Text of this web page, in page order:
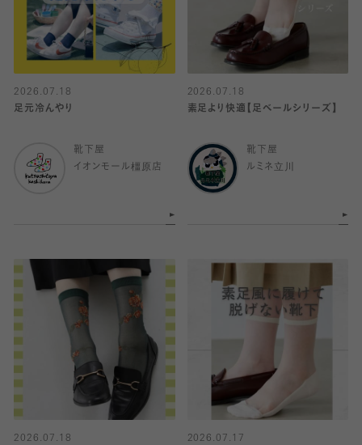
2026.07.18
足元冷んやり
靴下屋
イオンモール橿原店
2026.07.18
素足より快適【足ベールシリーズ】
靴下屋
ルミネ立川
2026.07.18
2026.07.17